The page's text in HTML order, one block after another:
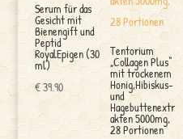
Serum für das
Gesicht mit
Bienengift und
Peptid
RoyalEpigen (30
ml)
€39.90
Tentorium
„Collagen Plus“
mit trockenem
Honig,Hibiskus-
und
Hagebuttenextr
akten 5000mg,
28 Portionen